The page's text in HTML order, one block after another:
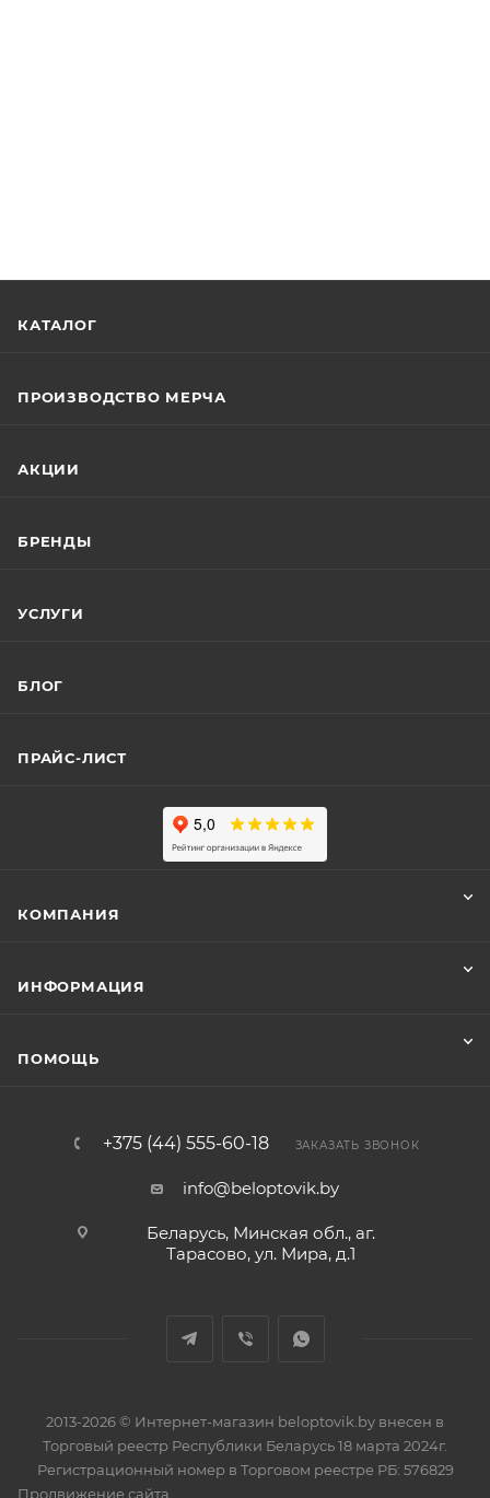
КАТАЛОГ
ПРОИЗВОДСТВО МЕРЧА
АКЦИИ
БРЕНДЫ
УСЛУГИ
БЛОГ
ПРАЙС-ЛИСТ
КОМПАНИЯ
ИНФОРМАЦИЯ
ПОМОЩЬ
+375 (44) 555-60-18 ЗАКАЗАТЬ ЗВОНОК
info@beloptovik.by
Беларусь, Минская обл., аг.
Тарасово, ул. Мира, д.1
2013-2026 © Интернет-магазин beloptovik.by внесен в
Торговый реестр Республики Беларусь 18 марта 2024г.
Регистрационный номер в Торговом реестре РБ: 576829
Продвижение сайта